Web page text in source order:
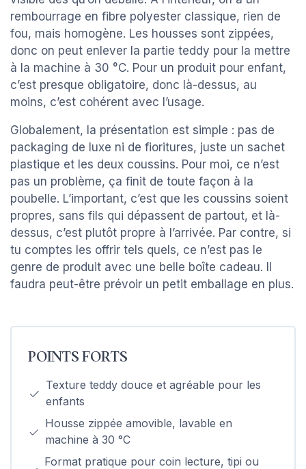
rembourrage en fibre polyester classique, rien de
fou, mais homogène. Les housses sont zippées,
donc on peut enlever la partie teddy pour la mettre
à la machine à 30 °C. Pour un produit pour enfant,
c’est presque obligatoire, donc là-dessus, au
moins, c’est cohérent avec l’usage.
Globalement, la présentation est simple : pas de
packaging de luxe ni de fioritures, juste un sachet
plastique et les deux coussins. Pour moi, ce n’est
pas un problème, ça finit de toute façon à la
poubelle. L’important, c’est que les coussins soient
propres, sans fils qui dépassent de partout, et là-
dessus, c’est plutôt propre à l’arrivée. Par contre, si
tu comptes les offrir tels quels, ce n’est pas le
genre de produit avec une belle boîte cadeau. Il
faudra peut-être prévoir un petit emballage en plus.
POINTS FORTS
Texture teddy douce et agréable pour les
enfants
Housse zippée amovible, lavable en
machine à 30 °C
Format pratique pour coin lecture, tipi ou